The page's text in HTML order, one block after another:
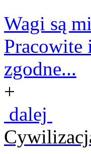
Wagi są
Pracowite
zgodne...
+
dalej